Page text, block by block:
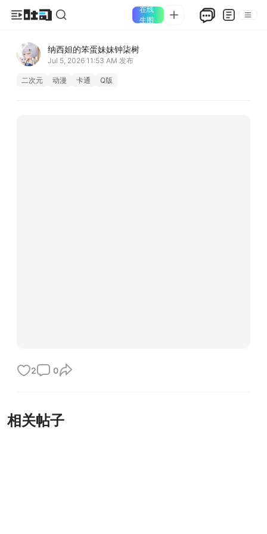
在线
生图
纳西妲的笨蛋妹妹钟柒树
Jul 5, 2026 11:53 AM 发布
二次元 动漫 卡通 Q版
2 0
相关帖子